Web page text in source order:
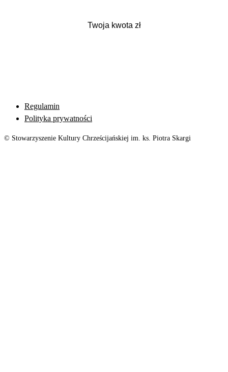
Regulamin
Polityka prywatności
© Stowarzyszenie Kultury Chrześcijańskiej im. ks. Piotra Skargi